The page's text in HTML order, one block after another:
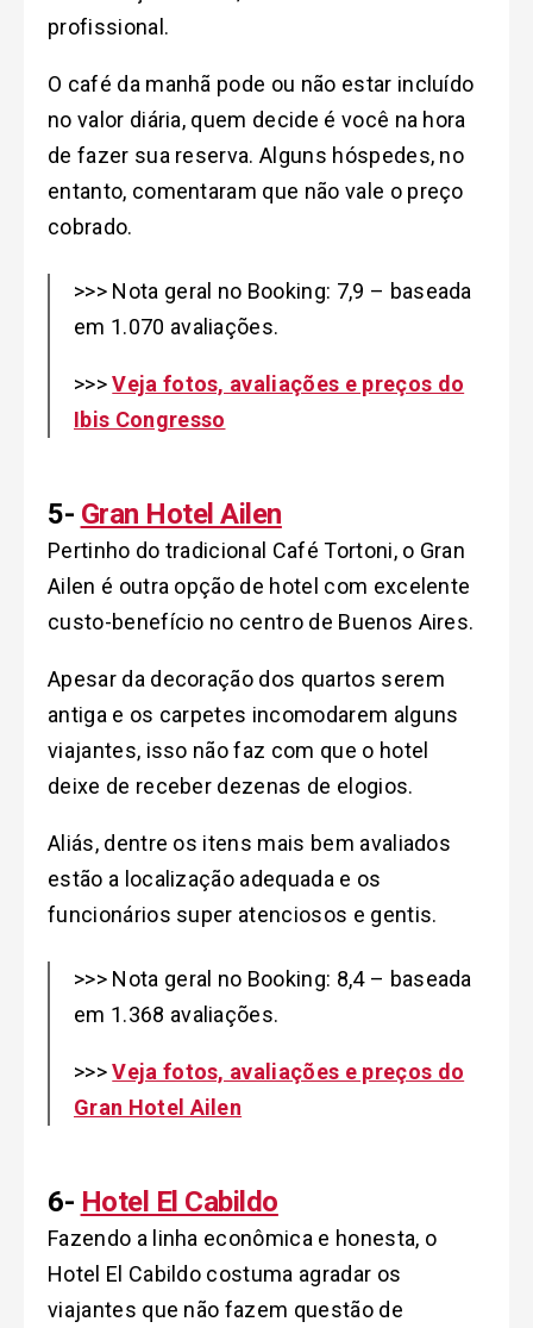
profissional.
O café da manhã pode ou não estar incluído
no valor diária, quem decide é você na hora
de fazer sua reserva. Alguns hóspedes, no
entanto, comentaram que não vale o preço
cobrado.
>>> Nota geral no Booking: 7,9 – baseada
em 1.070 avaliações.
>>>Veja fotos, avaliações e preços do
Ibis Congresso
5- Gran Hotel Ailen
Pertinho do tradicional Café Tortoni, o Gran
Ailen é outra opção de hotel com excelente
custo-benefício no centro de Buenos Aires.
Apesar da decoração dos quartos serem
antiga e os carpetes incomodarem alguns
viajantes, isso não faz com que o hotel
deixe de receber dezenas de elogios.
Aliás, dentre os itens mais bem avaliados
estão a localização adequada e os
funcionários super atenciosos e gentis.
>>> Nota geral no Booking: 8,4 – baseada
em 1.368 avaliações.
>>>Veja fotos, avaliações e preços do
Gran Hotel Ailen
6- Hotel El Cabildo
Fazendo a linha econômica e honesta, o
Hotel El Cabildo costuma agradar os
viajantes que não fazem questão de